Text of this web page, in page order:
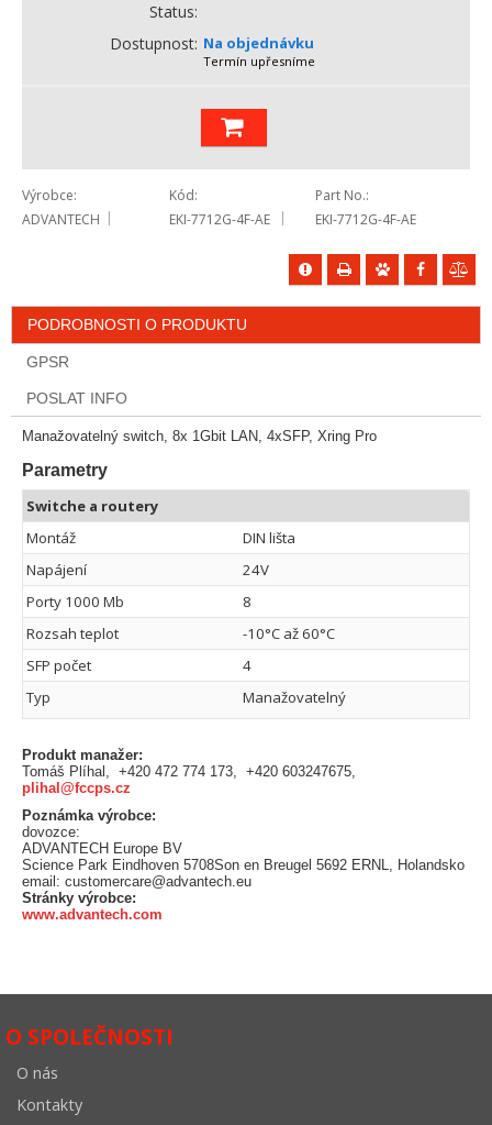
Status
Dostupnost Na objednávku
Termín upřesníme
Výrobce
ADVANTECH
Kód
EKI-7712G-4F-AE
Part No.
EKI-7712G-4F-AE
PODROBNOSTI O PRODUKTU
GPSR
POSLAT INFO
Manažovatelný switch, 8x 1Gbit LAN, 4xSFP, Xring Pro
Parametry
Switche a routery
Montáž
DIN lišta
Napájení
24V
Porty 1000 Mb
8
Rozsah teplot
-10°C až 60°C
SFP počet
4
Typ
Manažovatelný
Produkt manažer:
Tomáš Plíhal, +420 472 774 173, +420 603247675,
plihal@fccps.cz
Poznámka výrobce:
dovozce:
ADVANTECH Europe BV
Science Park Eindhoven 5708Son en Breugel 5692 ERNL, Holandsko
email: customercare@advantech.eu
Stránky výrobce:
www.advantech.com
O SPOLEČNOSTI
O nás
Kontakty